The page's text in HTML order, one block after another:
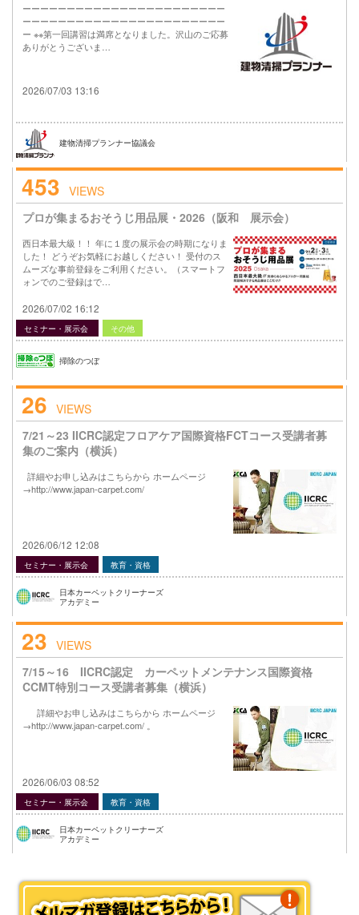
ーーーーーーーーーーーーーーーーーーーーーーー
ーーーーーーーーーーーーーーーーーーーーーーー
ー ※※第一回講習は満席となりました。沢山のご応募
ありがとうございま…
2026/07/03 13:16
建物清掃プランナー協議会
453 VIEWS
プロが集まるおそうじ用品展・2026（阪和 展示会）
西日本最大級！！ 年に１度の展示会の時期になりま
した！ どうぞお気軽にお越しください！ 受付のス
ムーズな事前登録をご利用ください。（スマートフ
ォンでのご登録はで…
2026/07/02 16:12
セミナー・展示会 その他
掃除のつぼ
26 VIEWS
7/21～23 IICRC認定フロアケア国際資格FCTコース受講者募
集のご案内（横浜）
詳細やお申し込みはこちらから ホームページ
→http://www.japan-carpet.com/
2026/06/12 12:08
セミナー・展示会 教育・資格
日本カーペットクリーナーズ
アカデミー
23 VIEWS
7/15～16 IICRC認定 カーペットメンテナンス国際資格
CCMT特別コース受講者募集（横浜）
詳細やお申し込みはこちらから ホームページ
→http://www.japan-carpet.com/ 。
2026/06/03 08:52
セミナー・展示会 教育・資格
日本カーペットクリーナーズ
アカデミー